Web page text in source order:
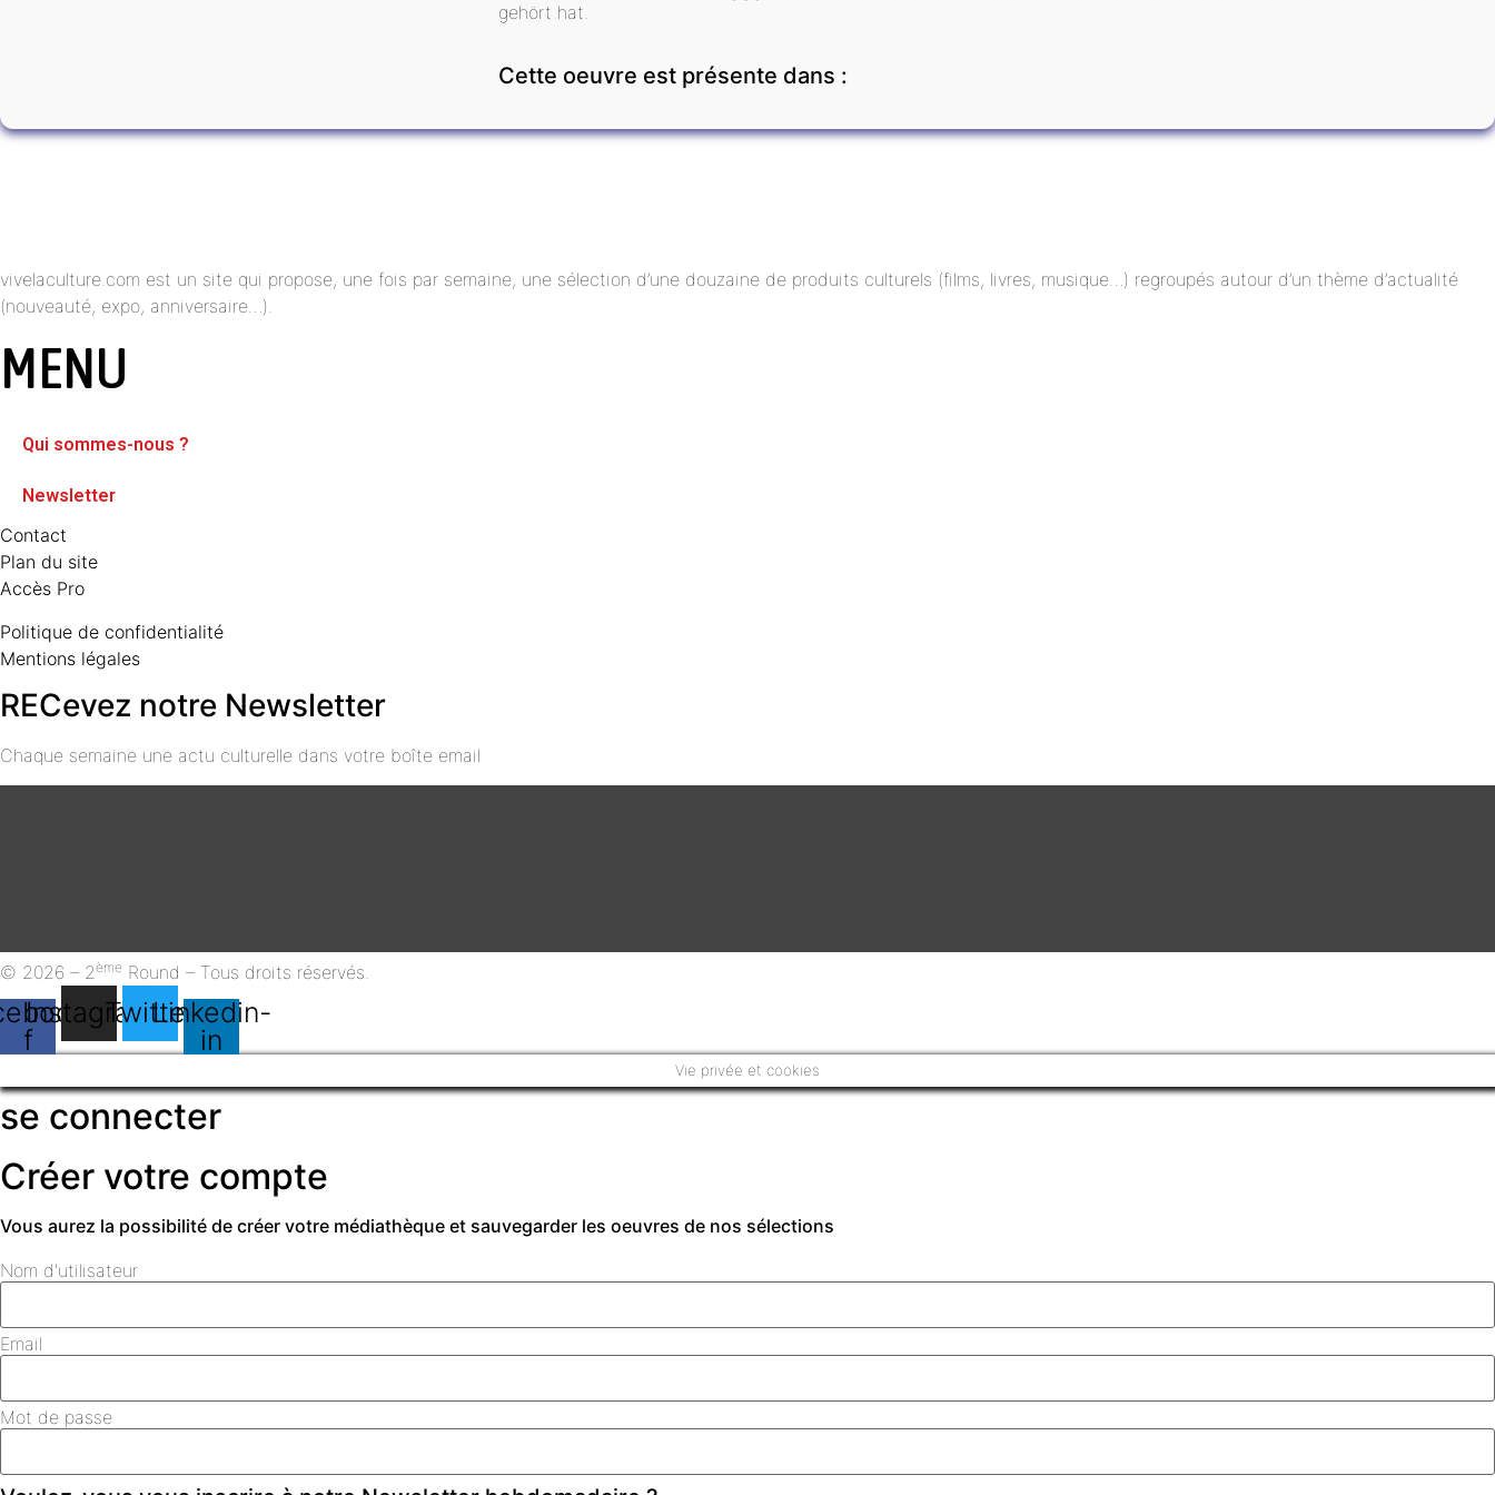
gehört hat.
Cette oeuvre est présente dans :
vivelaculture.com est un site qui propose, une fois par semaine, une sélection d’une douzaine de produits culturels (films, livres, musique…) regroupés autour d’un thème d’actualité
(nouveauté, expo, anniversaire…).
MENU
Qui sommes-nous ?
Newsletter
Contact
Plan du site
Accès Pro
Politique de confidentialité
Mentions légales
RECevez notre Newsletter
Chaque semaine une actu culturelle dans votre boîte email
© 2026 – 2ème Round – Tous droits réservés.
f
InstagramTwitterLinkedin-
in
Vie privée et cookies
se connecter
Créer votre compte
Vous aurez la possibilité de créer votre médiathèque et sauvegarder les oeuvres de nos sélections
Nom d'utilisateur
Email
Mot de passe